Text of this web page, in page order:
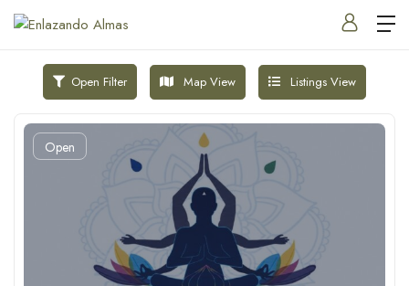
Open Filter Map View Listings View
Open